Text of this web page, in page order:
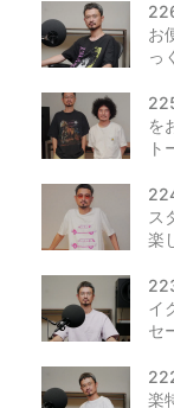
お
っ
を
ト
ス
楽
イ
セ
楽